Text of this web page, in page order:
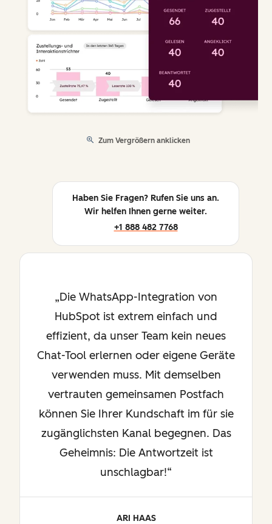
Zum Vergrößern anklicken
Haben Sie Fragen? Rufen Sie uns an.
Wir helfen Ihnen gerne weiter.
+1 888 482 7768
Die WhatsApp-Integration von
HubSpot ist extrem einfach und
effizient, da unser Team kein neues
Chat-Tool erlernen oder eigene Geräte
verwenden muss. Mit demselben
vertrauten gemeinsamen Postfach
können Sie Ihrer Kundschaft im für sie
zugänglichsten Kanal begegnen. Das
Geheimnis: Die Antwortzeit ist
unschlagbar!
ARI HAAS